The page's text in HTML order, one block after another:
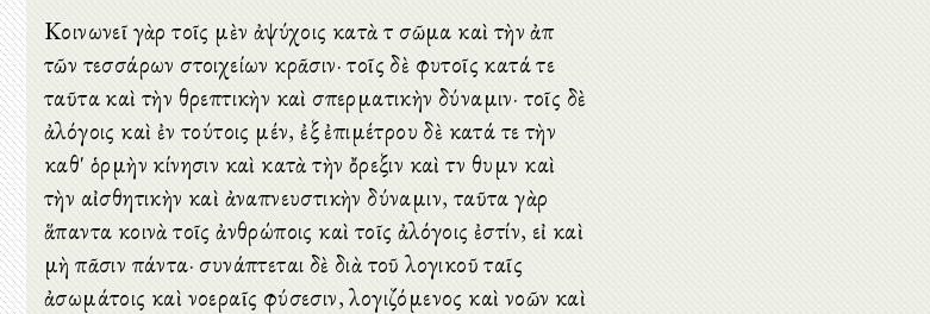
Κοινωνεῖ γὰρ τοῖς μὲν ἀψύχοις κατὰ τὸ σῶμα καὶ τὴν ἀπὸ
τῶν τεσσάρων στοιχείων κρᾶσιν· τοῖς δὲ φυτοῖς κατά τε
ταῦτα καὶ τὴν θρεπτικὴν καὶ σπερματικὴν δύναμιν· τοῖς δὲ
ἀλόγοις καὶ ἐν τούτοις μέν, ἐξ ἐπιμέτρου δὲ κατά τε τὴν
καθ' ὁρμὴν κίνησιν καὶ κατὰ τὴν ὄρεξιν καὶ τὸν θυμὸν καὶ
τὴν αἰσθητικὴν καὶ ἀναπνευστικὴν δύναμιν, ταῦτα γὰρ
ἅπαντα κοινὰ τοῖς ἀνθρώποις καὶ τοῖς ἀλόγοις ἐστίν, εἰ καὶ
μὴ πᾶσιν πάντα· συνάπτεται δὲ διὰ τοῦ λογικοῦ ταῖς
ἀσωμάτοις καὶ νοεραῖς φύσεσιν, λογιζόμενος καὶ νοῶν καὶ